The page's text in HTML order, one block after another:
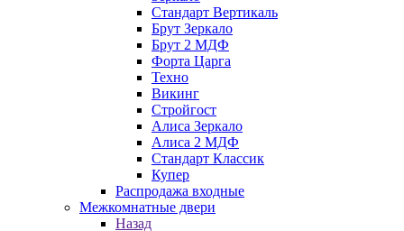
Стандарт Вертикаль
Брут Зеркало
Брут 2 МДФ
Форта Царга
Техно
Викинг
Стройгост
Алиса Зеркало
Алиса 2 МДФ
Стандарт Классик
Купер
Распродажа входные
Межкомнатные двери
Назад